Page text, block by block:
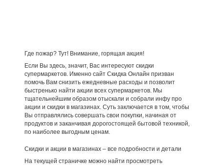
Где пожар? Тут! Внимание, горящая акция!
Если Вы здесь, значит, Вас интересуют скидки
супермаркетов. Именно сайт Скидка Онлайн призван
помочь Вам снизить ежедневные расходы и позволит
быстренько найти акции всех супермаркетов. Мы
тщательнейшим образом отыскали и собрали инфу про
акции и скидки в магазинах. Суть заключается в том, чтобы
Вы отправлялись совершать свои покупки, начиная от
продуктов и заканчивая дорогостоящей бытовой техникой,
по наиболее выгодным ценам.
Скидки и акции в магазинах – все подробности и детали
На текущей страничке можно найти просмотреть